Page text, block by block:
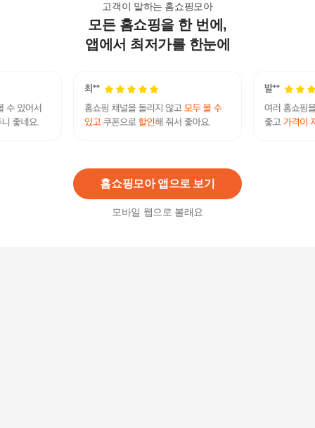
고객이 말하는 홈쇼핑모아
모든 홈쇼핑을 한 번에,
앱에서 최저가를 한눈에
홈쇼핑모아 앱으로 보기
모바일 웹으로 볼래요
두 조각 퍼즐 5종 [택1]
10,800원
5% 10,260원
RD 사업계획서 시작 12DAY 완성